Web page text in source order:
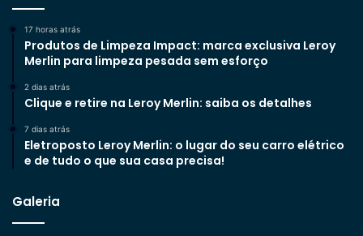
17 horas atrás
Produtos de Limpeza Impact: marca exclusiva Leroy
Merlin para limpeza pesada sem esforço
2 dias atrás
Clique e retire na Leroy Merlin: saiba os detalhes
7 dias atrás
Eletroposto Leroy Merlin: o lugar do seu carro elétrico
e de tudo o que sua casa precisa!
Galeria